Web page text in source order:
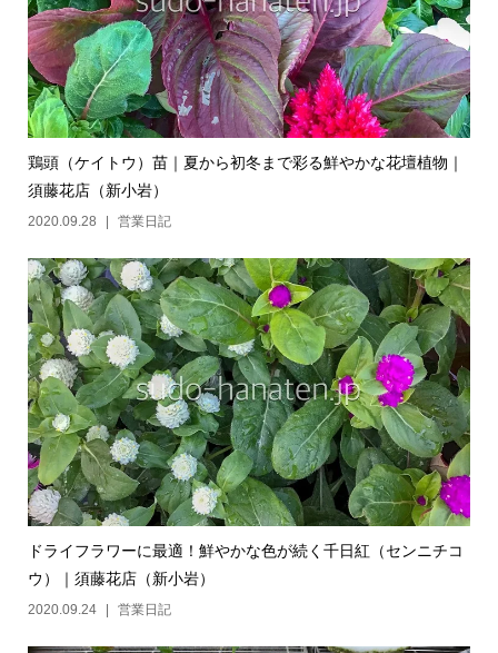
鶏頭（ケイトウ）苗｜夏から初冬まで彩る鮮やかな花壇植物｜
須藤花店（新小岩）
2020.09.28 営業日記
ドライフラワーに最適！鮮やかな色が続く千日紅（センニチコ
ウ）｜須藤花店（新小岩）
2020.09.24 営業日記